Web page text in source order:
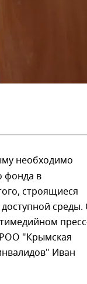
необходимо
фонда в
строящиеся
РОО "Крымская
Иван